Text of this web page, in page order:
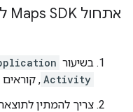
אתחול Maps SDK לפני אתחול Consumer SDK
בשיעור
Activity , קוראים
צריך להמתין